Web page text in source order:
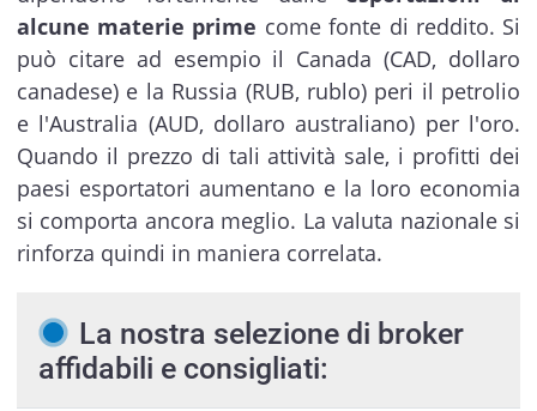
alcune materie prime come fonte di reddito. Si
può citare ad esempio il Canada (CAD, dollaro
canadese) e la Russia (RUB, rublo) peri il petrolio
e l'Australia (AUD, dollaro australiano) per l'oro.
Quando il prezzo di tali attività sale, i profitti dei
paesi esportatori aumentano e la loro economia
si comporta ancora meglio. La valuta nazionale si
rinforza quindi in maniera correlata.
La nostra selezione di broker
affidabili e consigliati: